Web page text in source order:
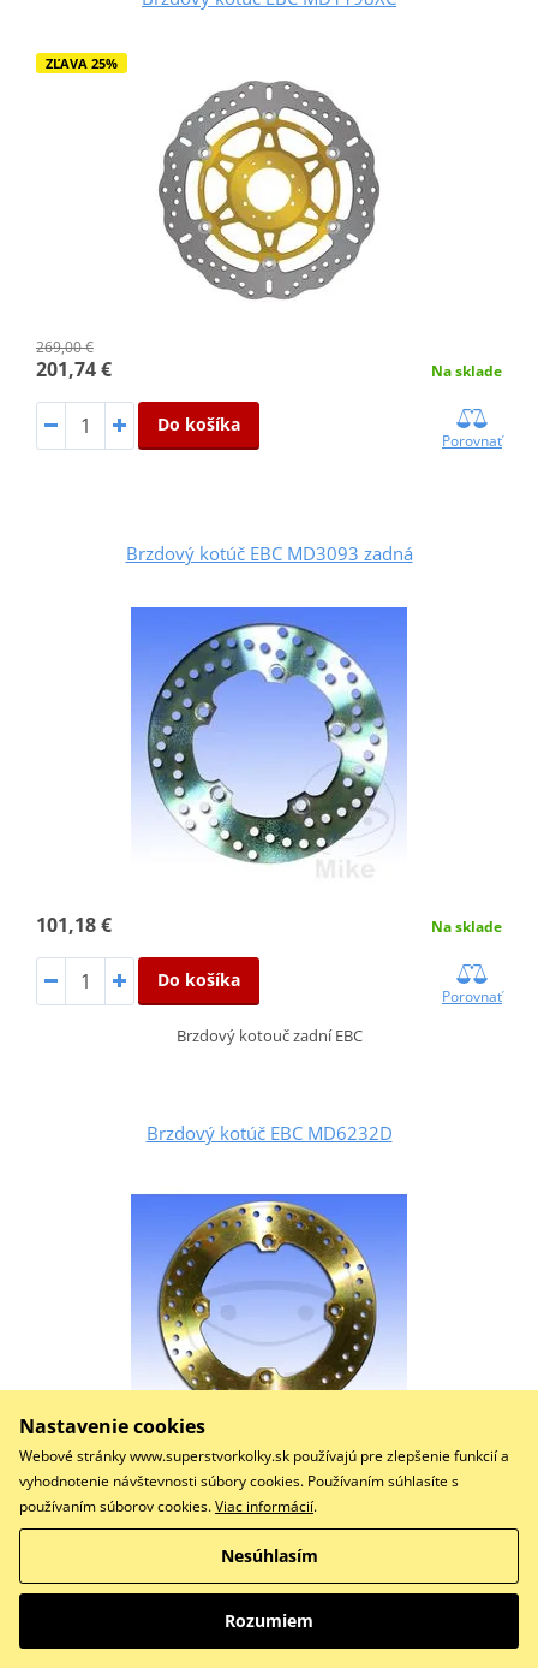
ZĽAVA 25%
269,00 €
201,74 € Na sklade
Do košíka
Porovnať
Brzdový kotúč EBC MD3093 zadná
101,18 € Na sklade
Do košíka
Porovnať
Brzdový kotouč zadní EBC
Brzdový kotúč EBC MD6232D
76,62 €
Do košíka
Brake disc EBC
Nastavenie cookies
Webové stránky www.superstvorkolky.sk používajú pre zlepšenie funkcií a
vyhodnotenie návštevnosti súbory cookies. Používaním súhlasíte s
používaním súborov cookies.Viac informácií.
Nesúhlasím
Rozumiem